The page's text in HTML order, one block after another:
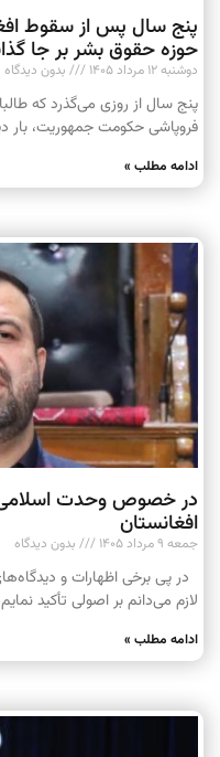
پنج سال پس از سقوط
حوزه حقوق بشر بر جا
دوشنبه ۱۲ مرداد ۱۴۰۵ بدون دیدگاه
فروپاشی حکومت جمهوریت، بار
ادامه مطلب »
در خصوص وحدت
افغانستان
جمعه ۹ مرداد ۱۴۰۵ بدون دیدگاه
در پی برخی اظهارات و
لازم می‌دانم بر اصولی تأکید
ادامه مطلب »